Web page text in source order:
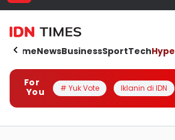
HomeNewsBusinessSportTechHype
For
You
# Yuk Vote Iklanin di IDN